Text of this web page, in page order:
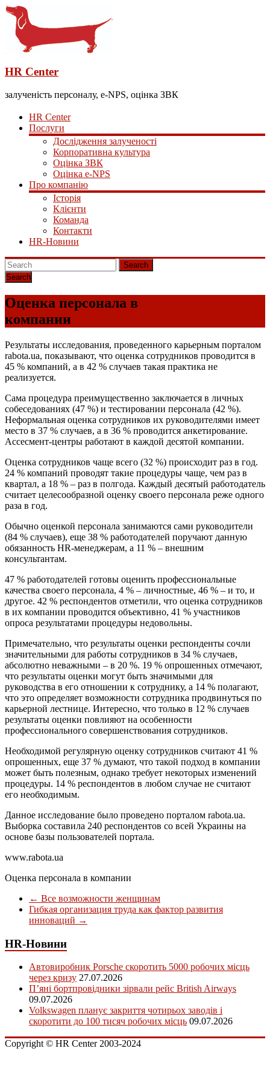
HR Center
залученість персоналу, e-NPS, оцінка ЗВК
HR Center
Послуги
Дослідження залученості
Корпоративна культура
Оцінка ЗВК
Оцінка e-NPS
Про компанію
Історія
Клієнти
Команда
Контакти
HR-Новини
Search
Оценка персонала в
компании
Результаты исследования, проведенного карьерным порталом
rabota.ua, показывают, что оценка сотрудников проводится в
45 % компаний, а в 42 % случаев такая практика не
реализуется.
Сама процедура преимущественно заключается в личных
собеседованиях (47 %) и тестировании персонала (42 %).
Неформальная оценка сотрудников их руководителями имеет
место в 37 % случаев, а в 36 % проводится анкетирование.
Ассесмент-центры работают в каждой десятой компании.
Оценка сотрудников чаще всего (32 %) происходит раз в год.
24 % компаний проводят такие процедуры чаще, чем раз в
квартал, а 18 % – раз в полгода. Каждый десятый работодатель
считает целесообразной оценку своего персонала реже одного
раза в год.
Обычно оценкой персонала занимаются сами руководители
(84 % случаев), еще 38 % работодателей поручают данную
обязанность HR-менеджерам, а 11 % – внешним
консультантам.
47 % работодателей готовы оценить профессиональные
качества своего персонала, 4 % – личностные, 46 % – и то, и
другое. 42 % респондентов отметили, что оценка сотрудников
в их компании проводится объективно, 41 % участников
опроса результатами процедуры недовольны.
Примечательно, что результаты оценки респонденты сочли
значительными для работы сотрудников в 34 % случаев,
абсолютно неважными – в 20 %. 19 % опрошенных отмечают,
что результаты оценки могут быть значимыми для
руководства в его отношении к сотруднику, а 14 % полагают,
что это определяет возможности сотрудника продвинуться по
карьерной лестнице. Интересно, что только в 12 % случаев
результаты оценки повлияют на особенности
профессионального совершенствования сотрудников.
Необходимой регулярную оценку сотрудников считают 41 %
опрошенных, еще 37 % думают, что такой подход в компании
может быть полезным, однако требует некоторых изменений
процедуры. 14 % респондентов в любом случае не считают
его необходимым.
Данное исследование было проведено порталом rabota.ua.
Выборка составила 240 респондентов со всей Украины на
основе базы пользователей портала.
www.rabota.ua
Оценка персонала в компании
← Все возможности женщинам
Гибкая организация труда как фактор развития
инноваций →
HR-Новини
Автовиробник Porsche скоротить 5000 робочих місць
через кризу 27.07.2026
П’яні бортпровідники зірвали рейс British Airways
09.07.2026
Volkswagen планує закриття чотирьох заводів і
скоротити до 100 тисяч робочих місць 09.07.2026
Copyright © HR Center 2003-2024